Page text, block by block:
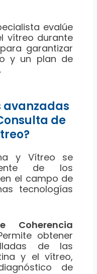
evalúe
vítreo durante
garantizar
y un plan de
avanzadas
de
y Vítreo se
de los
el campo de
tecnologías
Coherencia
obtener
de las
y el vítreo,
de